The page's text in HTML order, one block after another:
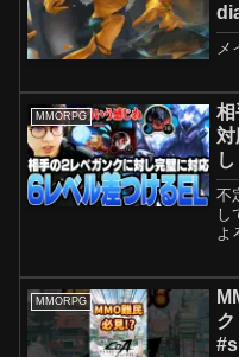
メ
MMORPG
対
不
し
よ
が
MMORPG